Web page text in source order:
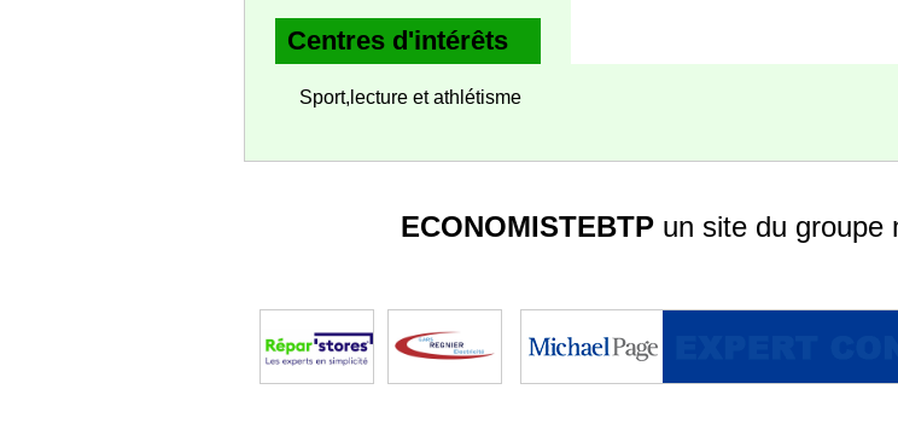
Centres d'intérêts
Sport,lecture et athlétisme
ECONOMISTEBTPun site du groupe